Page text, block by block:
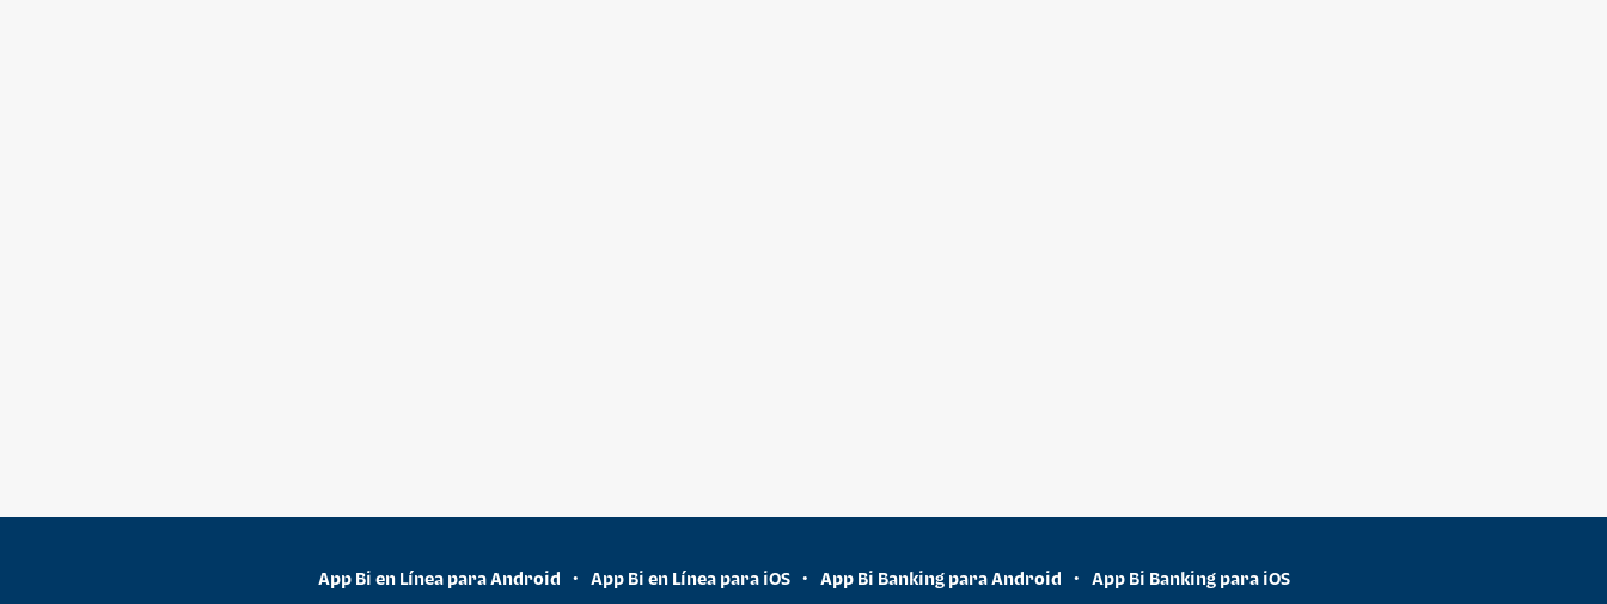
App Bi en Línea para Android • App Bi en Línea para iOS • App Bi Banking para Android • App Bi Banking para iOS